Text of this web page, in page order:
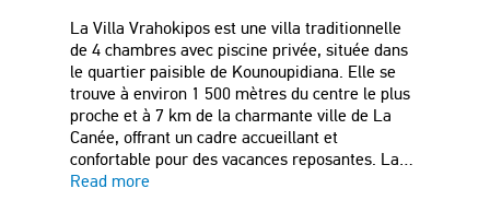
La Villa Vrahokipos est une villa traditionnelle
de 4 chambres avec piscine privée, située dans
le quartier paisible de Kounoupidiana. Elle se
trouve à environ 1 500 mètres du centre le plus
proche et à 7 km de la charmante ville de La
Canée, offrant un cadre accueillant et
confortable pour des vacances reposantes. La…
Read more